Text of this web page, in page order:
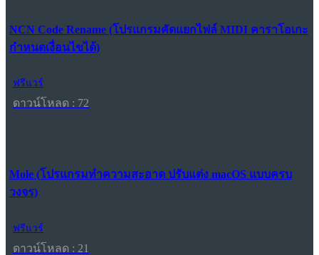
NCN Code Rename (โปรแกรมคัดแยกไฟล์ MIDI คาราโอเกะ
กำหนดเงื่อนไขได้)
ฟรีแวร์
ดาวน์โหลด : 72
Mole (โปรแกรมทำความสะอาด ปรับแต่ง macOS แบบครบ
วงจร)
ฟรีแวร์
ดาวน์โหลด : 21